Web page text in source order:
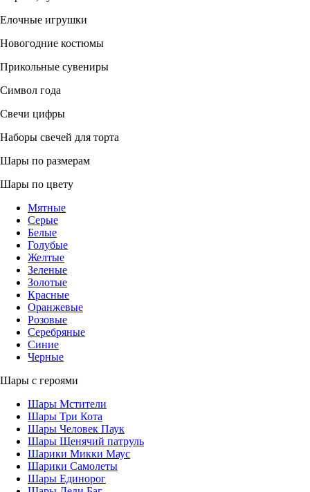
Елочные игрушки
Новогодние костюмы
Прикольные сувениры
Символ года
Свечи цифры
Наборы свечей для торта
Шары по размерам
Шары по цвету
Мятные
Серые
Белые
Голубые
Желтые
Зеленые
Золотые
Красные
Оранжевые
Розовые
Серебряные
Синие
Черные
Шары с героями
Шары Мстители
Шары Три Кота
Шары Человек Паук
Шары Щенячий патруль
Шарики Микки Маус
Шарики Самолеты
Шары Единорог